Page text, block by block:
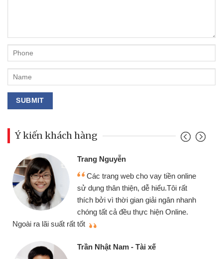
Ý kiến khách hàng
cho vay tiền online
dễ hiểu.Tôi rất
giải ngân nhanh
hiện Online.
Tài xế
Mình cần tiền gấp
chiếc xe wave nhưng
gói vay tiền bằng
cần gặp mặt nên rất
thiệu cho bạn bè biết
Cấn Văn Lực - Tạp